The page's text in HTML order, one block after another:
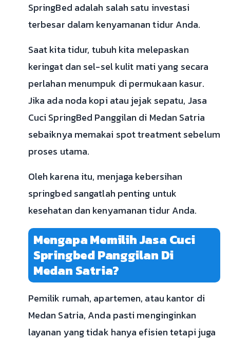
SpringBed adalah salah satu investasi
terbesar dalam kenyamanan tidur Anda.
Saat kita tidur, tubuh kita melepaskan
keringat dan sel-sel kulit mati yang secara
perlahan menumpuk di permukaan kasur.
Jika ada noda kopi atau jejak sepatu, Jasa
Cuci SpringBed Panggilan di Medan Satria
sebaiknya memakai spot treatment sebelum
proses utama.
Oleh karena itu, menjaga kebersihan
springbed sangatlah penting untuk
kesehatan dan kenyamanan tidur Anda.
Mengapa Memilih Jasa Cuci
Springbed Panggilan Di
Medan Satria?
Pemilik rumah, apartemen, atau kantor di
Medan Satria, Anda pasti menginginkan
layanan yang tidak hanya efisien tetapi juga